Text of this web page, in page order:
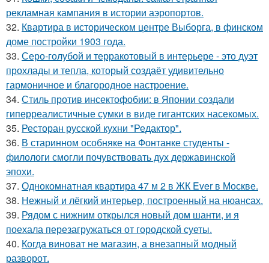
рекламная кампания в истории аэропортов.
32. Квартира в историческом центре Выборга, в финском
доме постройки 1903 года.
33. Серо-голубой и терракотовый в интерьере - это дуэт
прохлады и тепла, который создаёт удивительно
гармоничное и благородное настроение.
34. Стиль против инсектофобии: в Японии создали
гиперреалистичные сумки в виде гигантских насекомых.
35. Ресторан русской кухни "Редактор".
36. В старинном особняке на Фонтанке студенты -
филологи смогли почувствовать дух державинской
эпохи.
37. Однокомнатная квартира 47 м 2 в ЖК Ever в Москве.
38. Нежный и лёгкий интерьер, построенный на нюансах.
39. Рядом с нижним открылся новый дом шанти, и я
поехала перезагружаться от городской суеты.
40. Когда виноват не магазин, а внезапный модный
разворот.